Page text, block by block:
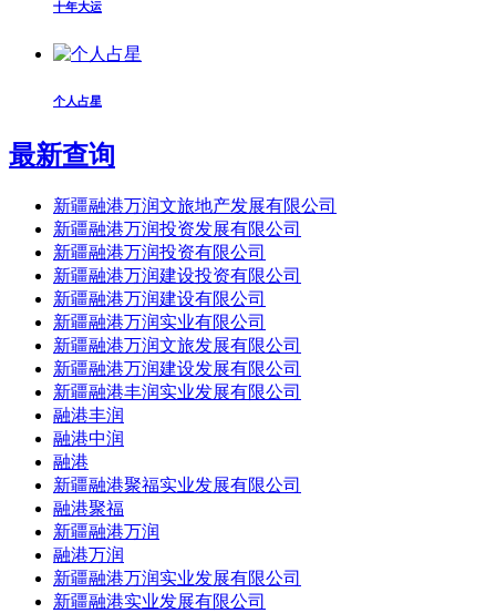
十年大运
个人占星
最新查询
新疆融港万润文旅地产发展有限公司
新疆融港万润投资发展有限公司
新疆融港万润投资有限公司
新疆融港万润建设投资有限公司
新疆融港万润建设有限公司
新疆融港万润实业有限公司
新疆融港万润文旅发展有限公司
新疆融港万润建设发展有限公司
新疆融港丰润实业发展有限公司
融港丰润
融港中润
融港
新疆融港聚福实业发展有限公司
融港聚福
新疆融港万润
融港万润
新疆融港万润实业发展有限公司
新疆融港实业发展有限公司